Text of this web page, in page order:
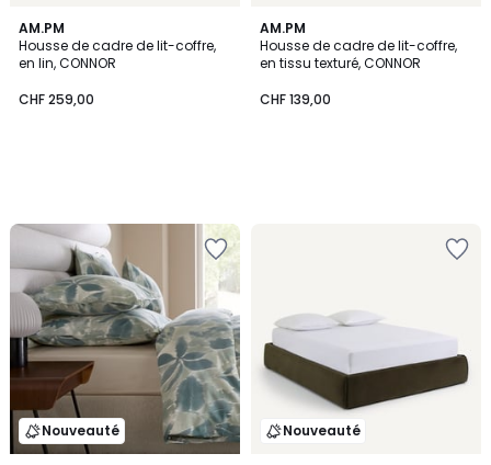
AM.PM
Housse de cadre de lit-coffre,
en lin, CONNOR
CHF 259,00
AM.PM
Housse de cadre de lit-coffre,
en tissu texturé, CONNOR
CHF 139,00
Nouveauté Nouveauté